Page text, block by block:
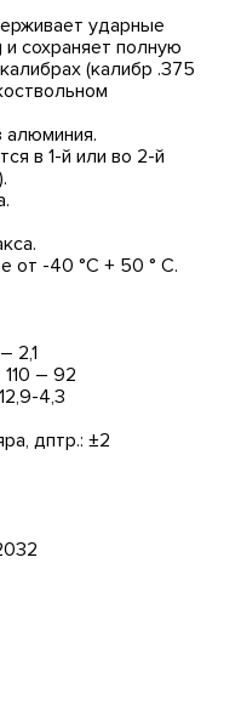
ударные
сохраняет полную
(калибр .375
алюминия.
в 1-й или во 2-й
от -40 °С + 50 ° С.
2,1
– 92
4,3
дптр.: ±2